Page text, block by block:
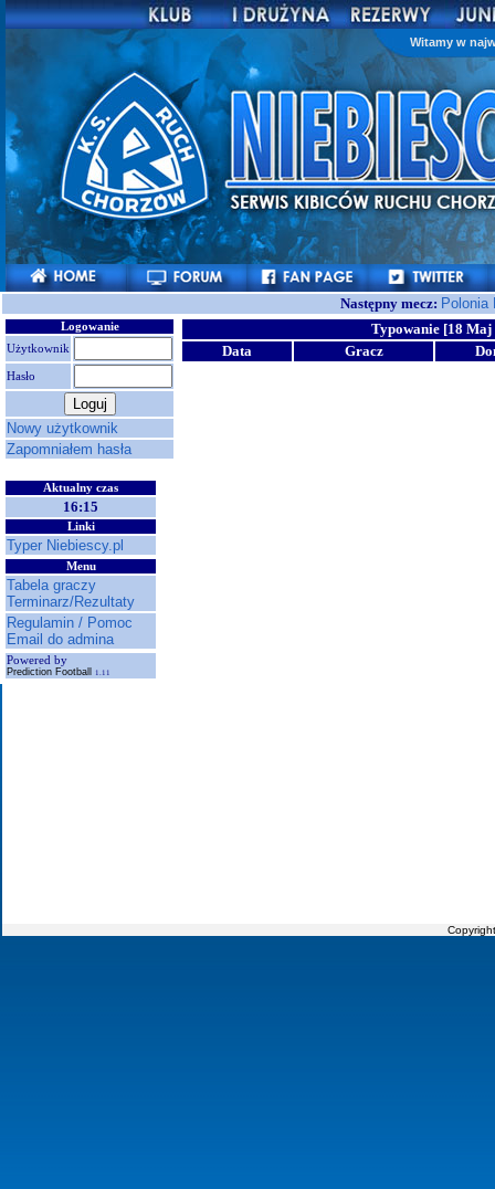
Witamy w
Następny mecz:
Logowanie
Użytkownik
Hasło
Nowy użytkownik
Zapomniałem hasła
Aktualny czas
16:15
Linki
Typer Niebiescy.pl
Menu
Tabela graczy
Terminarz/Rezultaty
Regulamin / Pomoc
Email do admina
Powered by
Prediction Football 1.11
Typowanie [18 Maj
Data
Gracz